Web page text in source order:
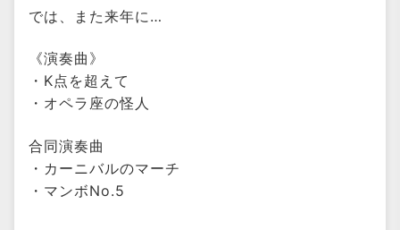
では、また来年に…
《演奏曲》
・K点を超えて
・オペラ座の怪人
合同演奏曲
・カーニバルのマーチ
・マンボNo.5